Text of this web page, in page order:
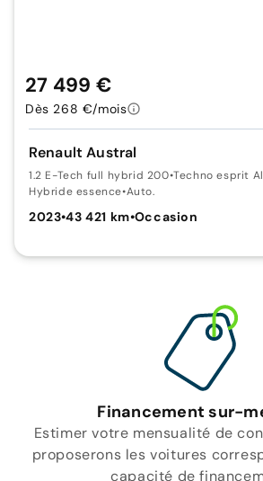
Renault Austral
1.2 E-Tech full hybrid 200•Techno esprit
Hybride essence•Auto.
2023•43 421 km•Occasion
27 499 €
Dès 268 €/mois
Financement sur-
Estimer votre mensualité de
proposerons les voitures
capacité de